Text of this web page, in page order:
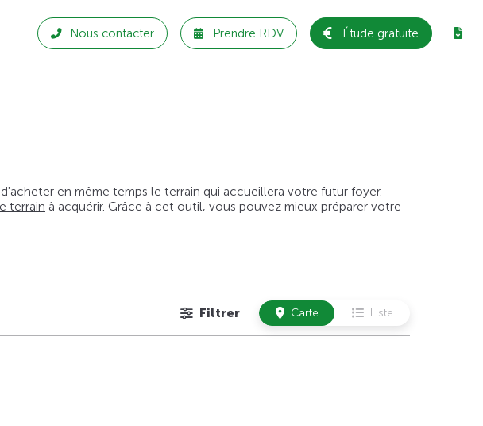
Nous contacter Prendre RDV Étude gratuite
en même temps le terrain qui accueillera votre futur foyer.
terrain à acquérir. Grâce à cet outil, vous pouvez mieux préparer votre
Filtrer Carte Liste